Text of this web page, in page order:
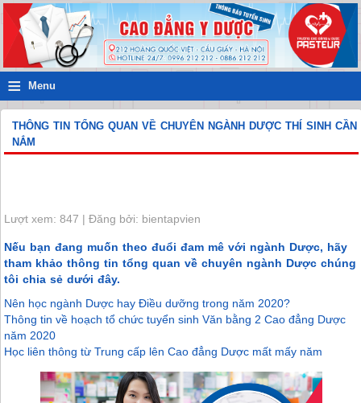
≡ Menu
THÔNG TIN TỔNG QUAN VỀ CHUYÊN NGÀNH DƯỢC THÍ SINH CẦN
NẮM
Lượt xem: 847 | Đăng bởi: bientapvien
Nếu bạn đang muốn theo đuổi đam mê với ngành Dược, hãy
tham khảo thông tin tổng quan về chuyên ngành Dược chúng
tôi chia sẻ dưới đây.
Nên học ngành Dược hay Điều dưỡng trong năm 2020?
Thông tin về hoạch tổ chức tuyển sinh Văn bằng 2 Cao đẳng Dược
năm 2020
Học liên thông từ Trung cấp lên Cao đẳng Dược mất mấy năm